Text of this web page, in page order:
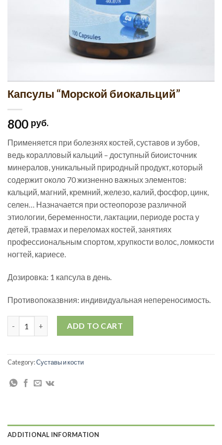
Капсулы “Морской биокальций”
800 руб.
Применяется при болезнях костей, суставов и зубов,
ведь коралловый кальций – доступный биоисточник
минералов, уникальный природный продукт, который
содержит около 70 жизненно важных элементов:
кальций, магний, кремний, железо, калий, фосфор, цинк,
селен… Назначается при остеопорозе различной
этиологии, беременности, лактации, периоде роста у
детей, травмах и переломах костей, занятиях
профессиональным спортом, хрупкости волос, ломкости
ногтей, кариесе.
Дозировка: 1 капсула в день.
Противопоказвния: индивидуальная непереносимость.
Капсулы "Морской биокальций" quantity
ADD TO CART
Category:Суставы и кости
ADDITIONAL INFORMATION